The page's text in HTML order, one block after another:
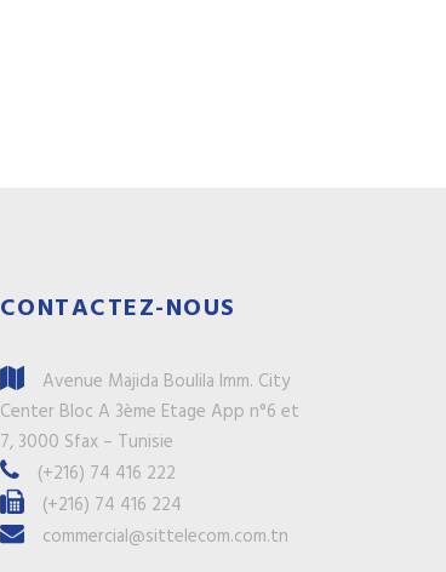
CONTACTEZ-NOUS
Avenue Majida Boulila Imm. City
Center Bloc A 3ème Etage App n°6 et
7, 3000 Sfax – Tunisie
(+216) 74 416 222
(+216) 74 416 224
commercial@sittelecom.com.tn